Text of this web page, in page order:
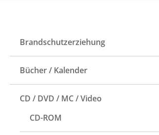
Brandschutzerziehung
Bücher / Kalender
CD / DVD / MC / Video
CD-ROM